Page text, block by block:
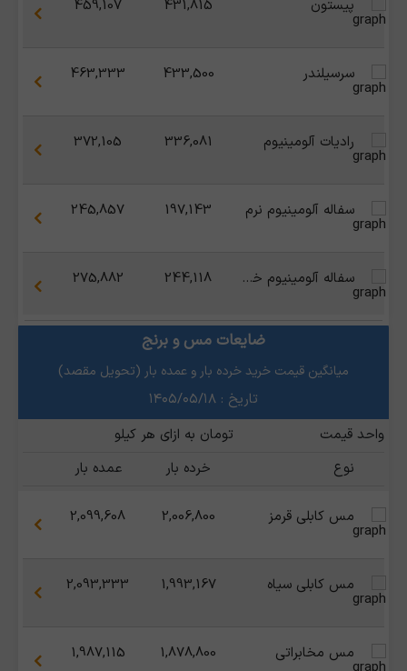
پیستون 431,815
459,107
سرسیلندر 433,500
463,333
رادیات آلومینیوم 336,081
372,105
سفاله آلومینیوم نرم 197,143
245,857
سفاله آلومینیوم خشک 244,118
275,882
ضایعات مس و برنج
میانگین قیمت خرید خرده بار و عمده بار (تحویل مقصد)
تاریخ : ۱۴۰۵/۰۵/۱۸
واحد قیمت
تومان به ازای هر کیلو
نوع
خرده بار عمده بار
مس کابلی قرمز 2,006,800
2,099,608
مس کابلی سیاه 1,993,167
2,093,333
مس مخابراتی 1,878,800
1,987,115